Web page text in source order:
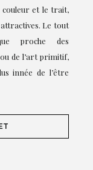
couleur et le trait,
Le tout
proche des
de l’art primitif,
innée de l’être